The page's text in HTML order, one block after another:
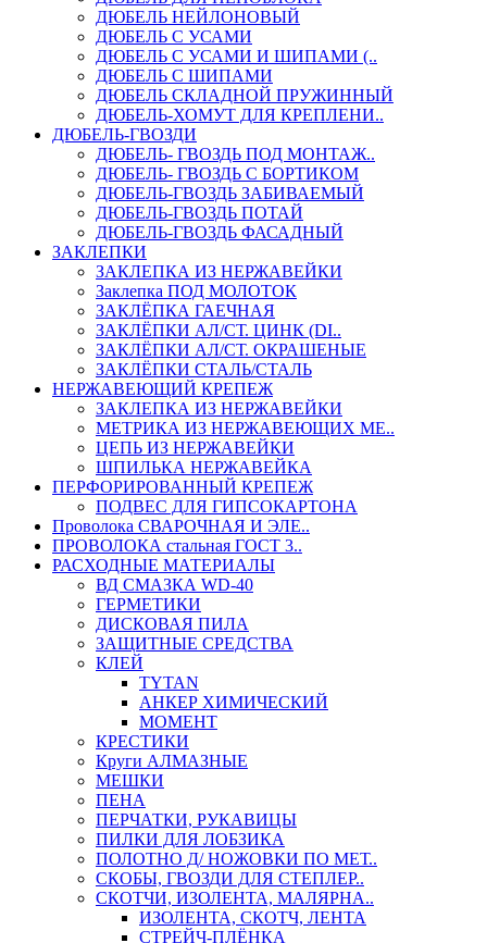
ДЮБЕЛЬ НЕЙЛОНОВЫЙ
ДЮБЕЛЬ С УСАМИ
ДЮБЕЛЬ С УСАМИ И ШИПАМИ (..
ДЮБЕЛЬ С ШИПАМИ
ДЮБЕЛЬ СКЛАДНОЙ ПРУЖИННЫЙ
ДЮБЕЛЬ-ХОМУТ ДЛЯ КРЕПЛЕНИ..
ДЮБЕЛЬ-ГВОЗДИ
ДЮБЕЛЬ- ГВОЗДЬ ПОД МОНТАЖ..
ДЮБЕЛЬ- ГВОЗДЬ С БОРТИКОМ
ДЮБЕЛЬ-ГВОЗДЬ ЗАБИВАЕМЫЙ
ДЮБЕЛЬ-ГВОЗДЬ ПОТАЙ
ДЮБЕЛЬ-ГВОЗДЬ ФАСАДНЫЙ
ЗАКЛЕПКИ
ЗАКЛЕПКА ИЗ НЕРЖАВЕЙКИ
Заклепка ПОД МОЛОТОК
ЗАКЛЁПКА ГАЕЧНАЯ
ЗАКЛЁПКИ АЛ/СТ. ЦИНК (DI..
ЗАКЛЁПКИ АЛ/СТ. ОКРАШЕНЫЕ
ЗАКЛЁПКИ СТАЛЬ/СТАЛЬ
НЕРЖАВЕЮЩИЙ КРЕПЕЖ
ЗАКЛЕПКА ИЗ НЕРЖАВЕЙКИ
МЕТРИКА ИЗ НЕРЖАВЕЮЩИХ МЕ..
ЦЕПЬ ИЗ НЕРЖАВЕЙКИ
ШПИЛЬКА НЕРЖАВЕЙКА
ПЕРФОРИРОВАННЫЙ КРЕПЕЖ
ПОДВЕС ДЛЯ ГИПСОКАРТОНА
Проволока СВАРОЧНАЯ И ЭЛЕ..
ПРОВОЛОКА стальная ГОСТ 3..
РАСХОДНЫЕ МАТЕРИАЛЫ
ВД СМАЗКА WD-40
ГЕРМЕТИКИ
ДИСКОВАЯ ПИЛА
ЗАЩИТНЫЕ СРЕДСТВА
КЛЕЙ
TYTAN
АНКЕР ХИМИЧЕСКИЙ
МОМЕНТ
КРЕСТИКИ
Круги АЛМАЗНЫЕ
МЕШКИ
ПЕНА
ПЕРЧАТКИ, РУКАВИЦЫ
ПИЛКИ ДЛЯ ЛОБЗИКА
ПОЛОТНО Д/ НОЖОВКИ ПО МЕТ..
СКОБЫ, ГВОЗДИ ДЛЯ СТЕПЛЕР..
СКОТЧИ, ИЗОЛЕНТА, МАЛЯРНА..
ИЗОЛЕНТА, СКОТЧ, ЛЕНТА
СТРЕЙЧ-ПЛЁНКА